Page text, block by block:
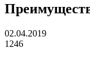
02.04.2019
1246